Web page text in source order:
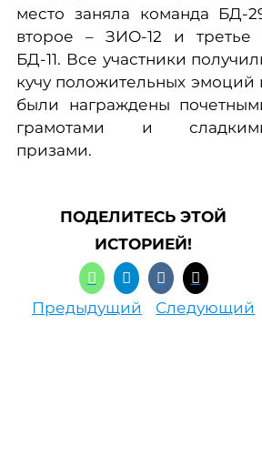
место заняла команда БД-
второе – ЗИО-12 и третье
БД-11. Все участники
кучу положительных эмоций
были награждены
грамотами и
призами.
ПОДЕЛИТЕСЬ ЭТОЙ
ИСТОРИЕЙ!
Предыдущий Следующий